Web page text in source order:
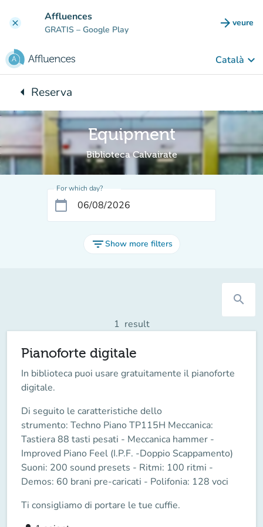
clear Affluences
GRATIS – Google Play arrow_forward veure
(new
Català keyboard_arrow_down
arrow_leftBack to:
Reserva
Equipment
Biblioteca Calvairate
For which day?
calendar_today
filter_listShow more filters
search
1 result
Pianoforte digitale
In biblioteca puoi usare gratuitamente il pianoforte
digitale.
Di seguito le caratteristiche dello
strumento: Techno Piano TP115H Meccanica:
Tastiera 88 tasti pesati - Meccanica hammer -
Improved Piano Feel (I.P.F. -Doppio Scappamento)
Suoni: 200 sound presets - Ritmi: 100 ritmi -
Demos: 60 brani pre-caricati - Polifonia: 128 voci
Ti consigliamo di portare le tue cuffie.